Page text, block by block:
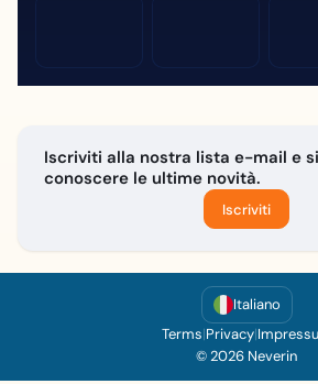
Iscriviti alla nostra lista e-mail e
conoscere le ultime novità.
Iscriviti
Italiano
Terms|Privacy|
© 2026 Neverin